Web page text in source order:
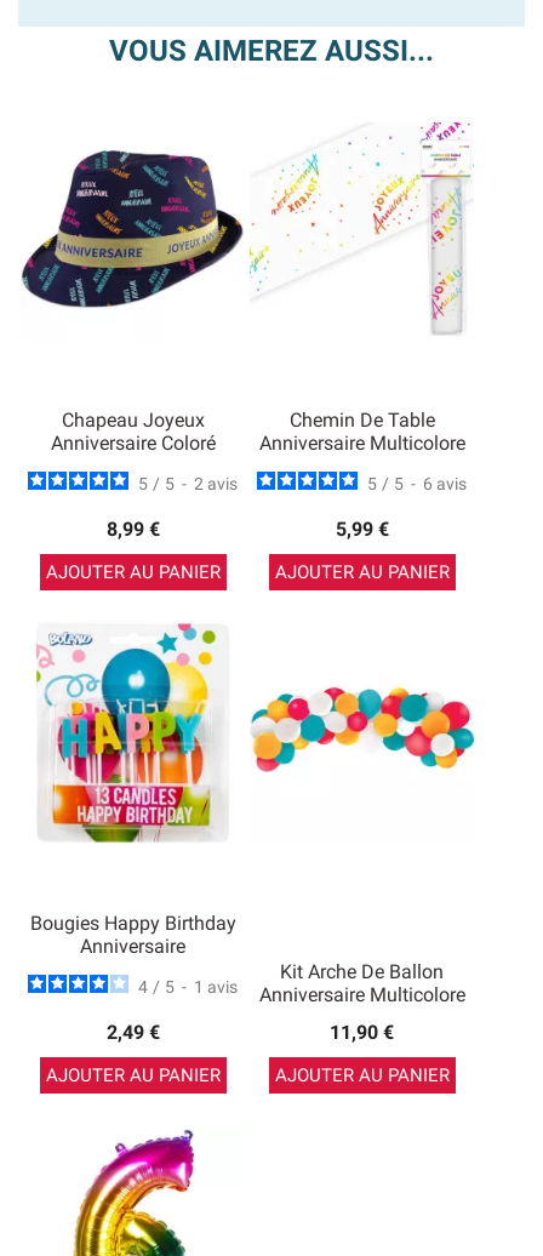
VOUS AIMEREZ AUSSI...
Chapeau Joyeux
Anniversaire Coloré
5 / 5 - 2 avis
8,99 €
AJOUTER AU PANIER
Chemin De Table
Anniversaire Multicolore
5 / 5 - 6 avis
5,99 €
AJOUTER AU PANIER
Bougies Happy Birthday
Anniversaire
4 / 5 - 1 avis
2,49 €
AJOUTER AU PANIER
Kit Arche De Ballon
Anniversaire Multicolore
11,90 €
AJOUTER AU PANIER